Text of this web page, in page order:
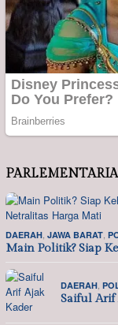
PARLEMENTARIA
DAERAH, JAWA BARAT,
Main Politik? Siap
DAERAH,
Saiful Arif